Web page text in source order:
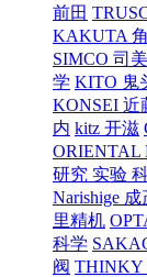
前田
KAKUTA
SIMCO 司
学 KITO 鬼
KONSEI 近
内 kitz 开滋
ORIENTAL
研究 实验
Narishige 成
里精机
科学
阀 THINKY